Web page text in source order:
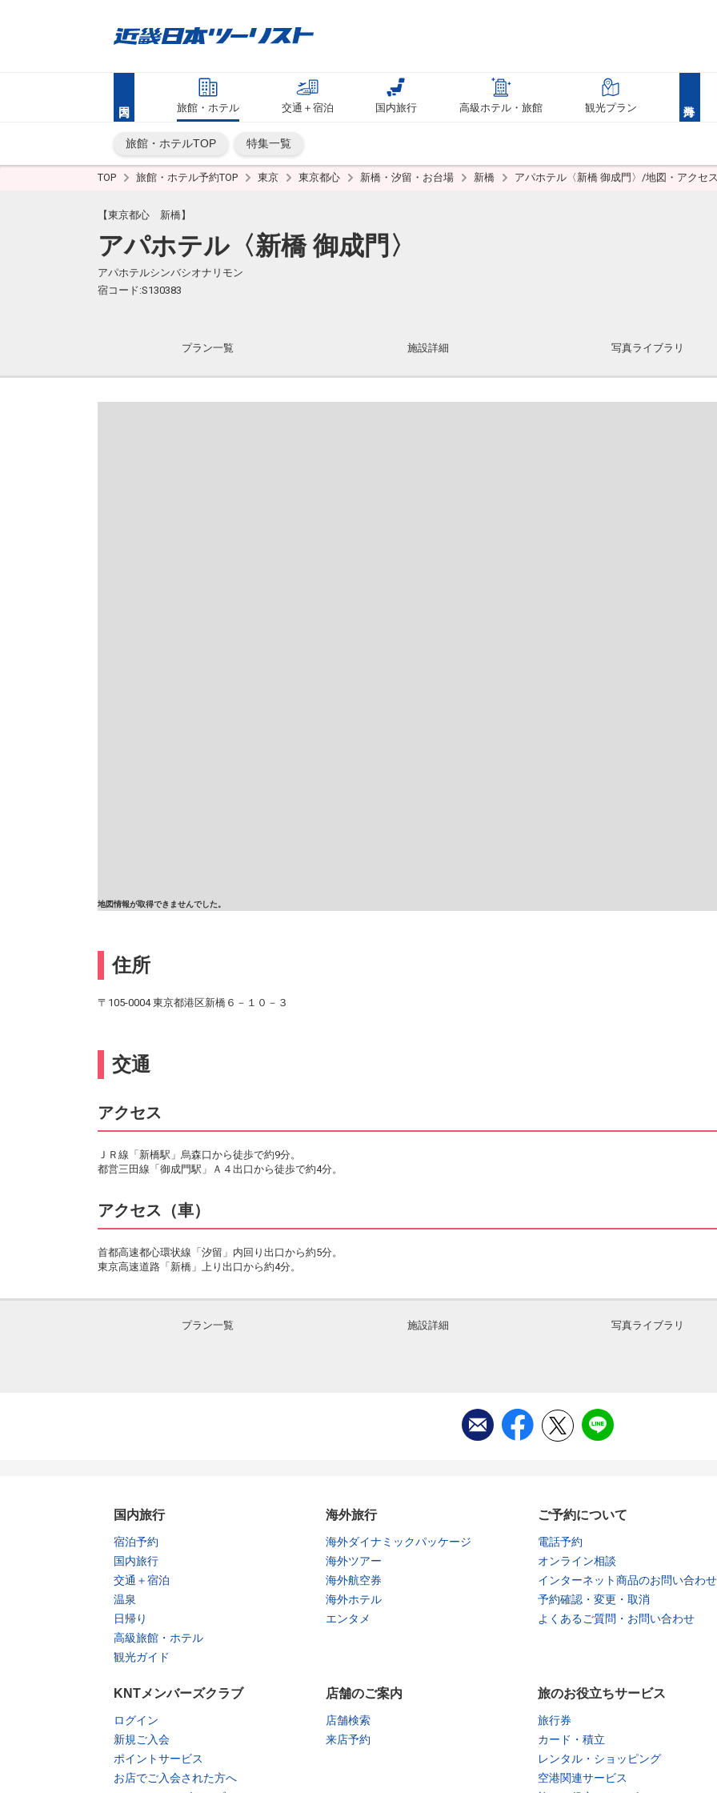
旅館・ホテル 交通＋宿泊 国内旅行 高級ホテル・旅館 観光プラン
旅館・ホテルTOP 特集一覧
TOP 旅館・ホテル予約TOP 東京 東京都心 新橋・汐留・お台場 新橋 アパホテル〈新橋 御成門〉/地図・アクセス
【東京都心 新橋】
アパホテル〈新橋 御成門〉
アパホテルシンバシオナリモン
宿コード:S130383
プラン一覧 施設詳細 写真ライブラリ
地図情報が取得できませんでした。
住所
〒105-0004 東京都港区新橋６－１０－３
交通
アクセス
ＪＲ線「新橋駅」烏森口から徒歩で約9分。
都営三田線「御成門駅」Ａ４出口から徒歩で約4分。
アクセス（車）
首都高速都心環状線「汐留」内回り出口から約5分。
東京高速道路「新橋」上り出口から約4分。
プラン一覧 施設詳細 写真ライブラリ
国内旅行
宿泊予約
国内旅行
交通＋宿泊
温泉
日帰り
高級旅館・ホテル
観光ガイド
海外旅行
海外ダイナミックパッケージ
海外ツアー
海外航空券
海外ホテル
エンタメ
ご予約について
電話予約
オンライン相談
インターネット商品のお問い合わせ
予約確認・変更・取消
よくあるご質問・お問い合わせ
KNTメンバーズクラブ
ログイン
新規ご入会
ポイントサービス
お店でご入会された方へ
店舗のご案内
店舗検索
来店予約
旅のお役立ちサービス
旅行券
カード・積立
レンタル・ショッピング
空港関連サービス